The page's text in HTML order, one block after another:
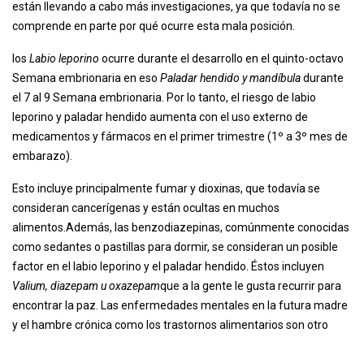
están llevando a cabo más investigaciones, ya que todavía no se
comprende en parte por qué ocurre esta mala posición.
los Labio leporino ocurre durante el desarrollo en el quinto-octavo
Semana embrionaria en eso Paladar hendido y mandíbuladurante
el 7 al 9 Semana embrionaria. Por lo tanto, el riesgo de labio
leporino y paladar hendido aumenta con el uso externo de
medicamentos y fármacos en el primer trimestre (1º a 3º mes de
embarazo).
Esto incluye principalmente fumar y dioxinas, que todavía se
consideran cancerígenas y están ocultas en muchos
alimentos.Además, las benzodiazepinas, comúnmente conocidas
como sedantes o pastillas para dormir, se consideran un posible
factor en el labio leporino y el paladar hendido. Éstos incluyen
Valium, diazepam u oxazepamque a la gente le gusta recurrir para
encontrar la paz. Las enfermedades mentales en la futura madre
y el hambre crónica como los trastornos alimentarios son otro